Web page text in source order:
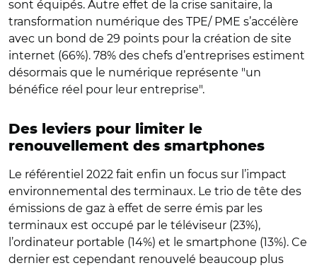
sont équipés. Autre effet de la crise sanitaire, la
transformation numérique des TPE/ PME s’accélère
avec un bond de 29 points pour la création de site
internet (66%). 78% des chefs d’entreprises estiment
désormais que le numérique représente "un
bénéfice réel pour leur entreprise".
Des leviers pour limiter le
renouvellement des smartphones
Le référentiel 2022 fait enfin un focus sur l’impact
environnemental des terminaux. Le trio de tête des
émissions de gaz à effet de serre émis par les
terminaux est occupé par le téléviseur (23%),
l’ordinateur portable (14%) et le smartphone (13%). Ce
dernier est cependant renouvelé beaucoup plus